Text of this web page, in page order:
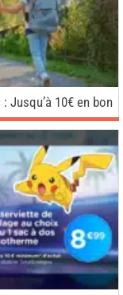
Jusqu’à 10€ en bon